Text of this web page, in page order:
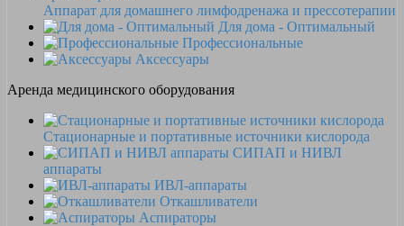
Аппарат для домашнего лимфодренажа и прессотерапии
Для дома - Оптимальный
Профессиональные
Аксессуары
Аренда медицинского оборудования
Стационарные и портативные источники кислорода
СИПАП и НИВЛ
аппараты
ИВЛ-аппараты
Откашливатели
Аспираторы